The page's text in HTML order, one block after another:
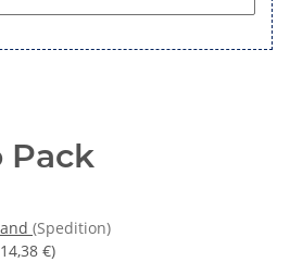
Pack
(Spedition)
14,38 €)